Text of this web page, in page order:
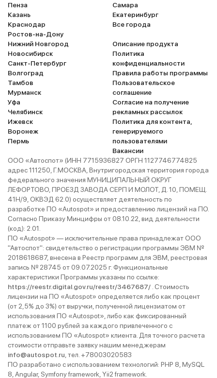
нем, или
авто на
запаса
хода в 435
воздуха
климат
сухой
летняя
движение
также
багажа. К
такое
полтора.
намного
начальный
машины с
20 км
Пенза
Казань
Краснодар
Ростов-на-Дону
Нижний Новгород
Новосибирск
Санкт-Петербург
Волгоград
Тамбов
Мурманск
Уфа
Челябинск
Ижевск
Воронеж
Пермь
Самара
Екатеринбург
Все города
Описание продукта
Политика
конфиденциальности
Правила работы программы
Пользовательское
соглашение
Согласие на получение
рекламных рассылок
Политика для контента,
генерируемого
пользователями
Вакансии
ООО «Автоспот» (ИНН 7715936827 ОРГН 1127746774825
адрес 111250, Г.МОСКВА, Внутригородская территория города
федерального значения МУНИЦИПАЛЬНЫЙ ОКРУГ
ЛЕФОРТОВО, ПРОЕЗД ЗАВОДА СЕРП И МОЛОТ, Д. 10, ПОМЕЩ.
41Н/9, ОКВЭД 62.0) осуществляет деятельность по
разработке ПО «Autospot» и предоставлению лицензий на ПО.
Согласно Приказу Минцифры от 08.10.22, вид деятельности
(код): 2.01.
ПО «Autospot» — исключительные права принадлежат ООО
"Автоспот": свидетельство о регистрации программы ЭВМ №
2018618687, внесена в Реестр программ для ЭВМ, реестровая
запись № 28745 от 09.07.2025 г. Функциональные
характеристики Программы указаны по ссылке:
https://reestr.digital.gov.ru/reestr/3467687/ . Стоимость
лицензии на ПО «Autospot» определяется либо как процент
(от 2,5% до 3%) от выручки, полученной лицензиатом от
использования ПО «Autospot», либо как фиксированный
платеж от 1100 рублей за каждого привлеченного с
использованием ПО «Autospot» клиента. Для точного расчета
стоимости отправьте заявку нашим менеджерам
info@autospot.ru, тел. +78003020583
ПО разработано с использованием технологий: PHP 8, MySQL
8, Angular, Symfony framework, Yii2 framework.